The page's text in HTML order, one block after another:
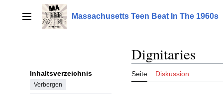
springenHauptmenü Massachusetts Teen Beat In The 1960s
Inhaltsverzeichnis
Verbergen
Dignitaries
Seite Diskussion